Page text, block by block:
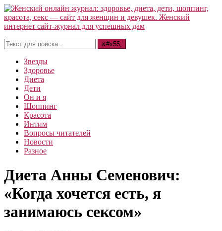
Звезды
Здоровье
Диета
Дети
Он и я
Шоппинг
Красота
Интим
Вопросы читателей
Новости
Разное
Диета Анны Семенович:
«Когда хочется есть, я
занимаюсь сексом»